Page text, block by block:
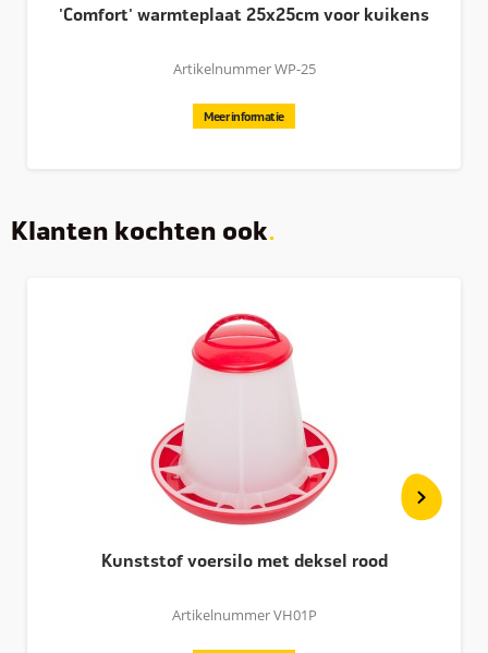
'Comfort' warmteplaat 25x25cm voor kuikens
Artikelnummer WP-25
Meer informatie
Klanten kochten ook
Kunststof voersilo met deksel rood
Artikelnummer VH01P